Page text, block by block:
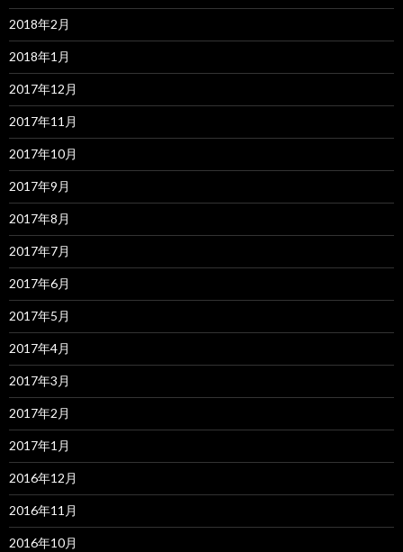
2018年2月
2018年1月
2017年12月
2017年11月
2017年10月
2017年9月
2017年8月
2017年7月
2017年6月
2017年5月
2017年4月
2017年3月
2017年2月
2017年1月
2016年12月
2016年11月
2016年10月